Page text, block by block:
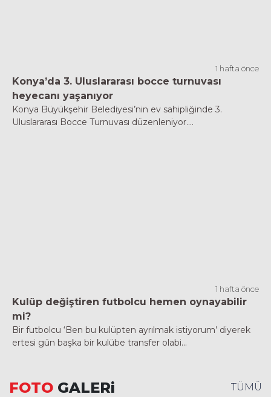
1 hafta önce
Konya’da 3. Uluslararası bocce turnuvası
heyecanı yaşanıyor
Konya Büyükşehir Belediyesi’nin ev sahipliğinde 3.
Uluslararası Bocce Turnuvası düzenleniyor....
1 hafta önce
Kulüp değiştiren futbolcu hemen oynayabilir
mi?
Bir futbolcu ‘Ben bu kulüpten ayrılmak istiyorum’ diyerek
ertesi gün başka bir kulübe transfer olabi...
FOTO GALERi TÜMÜ